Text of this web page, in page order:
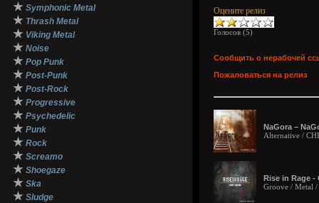
★ Symphonic Metal
★ Thrash Metal
★ Viking Metal
★ Noise
★ Pop Punk
★ Post-Punk
★ Post-Rock
★ Progressive
★ Psychedelic
★ Punk
★ Rock
★ Screamo
★ Shoegaze
★ Ska
★ Sludge
Оцените релиз
Голосов (5)
Сообщить о нерабочей
Пожаловаться на релиз
NaGora –
Alternative /
Rise in Rage -
Groove / Metal